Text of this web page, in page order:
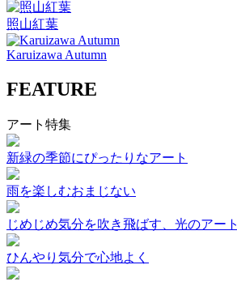
照山紅葉
Karuizawa Autumn
FEATURE
アート特集
新緑の季節にぴったりなアート
雨を楽しむおまじない
じめじめ気分を吹き飛ばす、光のアート
ひんやり気分で心地よく